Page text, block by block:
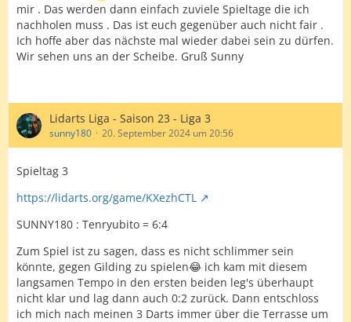
mir . Das werden dann einfach zuviele Spieltage die ich
nachholen muss . Das ist euch gegenüber auch nicht fair .
Ich hoffe aber das nächste mal wieder dabei sein zu dürfen.
Wir sehen uns an der Scheibe. Gruß Sunny
Lidarts Liga - Saison 23 - Liga 3
sunny180 20. September 2024 um 20:56
Spieltag 3
https://lidarts.org/game/KXezhCTL
SUNNY180 : Tenryubito = 6:4
Zum Spiel ist zu sagen, dass es nicht schlimmer sein
könnte, gegen Gilding zu spielen😂 ich kam mit diesem
langsamen Tempo in den ersten beiden leg's überhaupt
nicht klar und lag dann auch 0:2 zurück. Dann entschloss
ich mich nach meinen 3 Darts immer über die Terrasse um